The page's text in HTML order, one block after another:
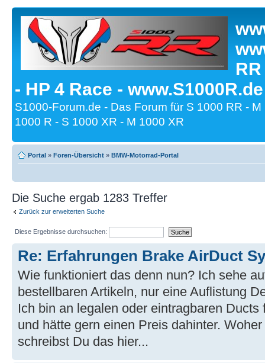
- HP 4 Race -
S1000-Forum.de - Das Forum für S 1000 RR -
1000 R - S 1000 XR - M 1000 XR
Portal » Foren-Übersicht » BMW-Motorrad-Portal
Die Suche ergab 1283 Treffer
Zurück zur erweiterten Suche
Diese Ergebnisse durchsuchen:
Re: Erfahrungen Brake AirDuct
Wie funktioniert das denn nun? Ich sehe
bestellbaren Artikeln, nur eine Auflistung
Ich bin an legalen oder eintragbaren
und hätte gern einen Preis dahinter.
schreibst Du das hier...